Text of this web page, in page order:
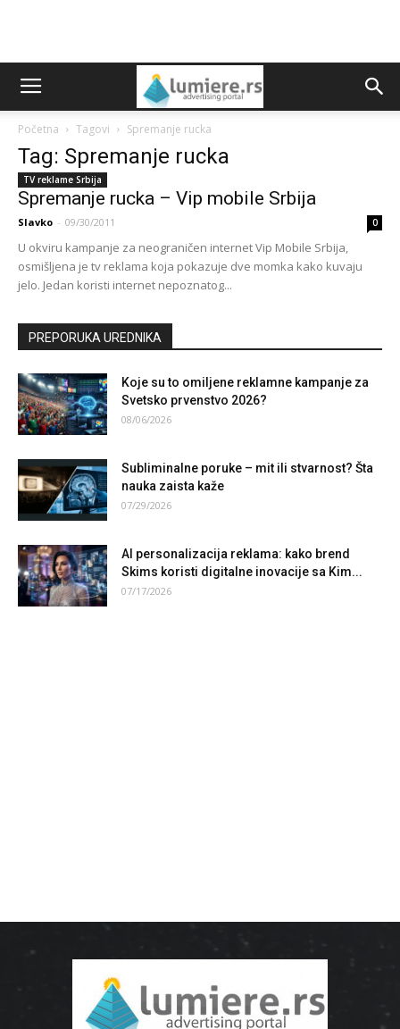
Početna Tagovi Spremanje rucka
Tag: Spremanje rucka
TV reklame Srbija
Spremanje rucka – Vip mobile Srbija
Slavko - 09/30/2011 0
U okviru kampanje za neograničen internet Vip Mobile Srbija,
osmišljena je tv reklama koja pokazuje dve momka kako kuvaju
jelo. Jedan koristi internet nepoznatog...
PREPORUKA UREDNIKA
Koje su to omiljene reklamne kampanje za
Svetsko prvenstvo 2026?
08/06/2026
Subliminalne poruke – mit ili stvarnost? Šta
nauka zaista kaže
07/29/2026
AI personalizacija reklama: kako brend
Skims koristi digitalne inovacije sa Kim...
07/17/2026